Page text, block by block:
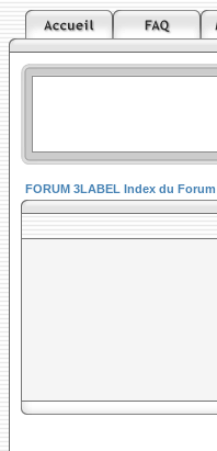
FORUM 3LABEL Index du Forum